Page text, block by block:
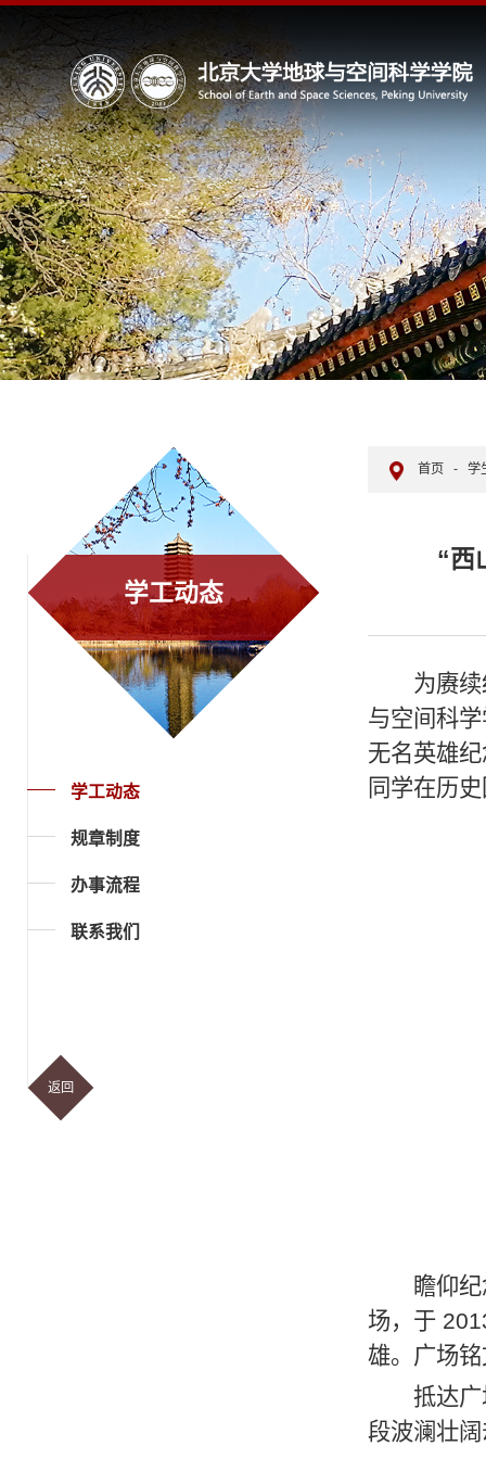
学工动态
学工动态
规章制度
办事流程
联系我们
返回
首页 - 学
“西
为赓
与空间科
无名英雄
同学在历
瞻仰
场，于
雄。广场
抵达
段波澜壮